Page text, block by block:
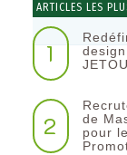
ARTICLES LES
1
2
de
pour